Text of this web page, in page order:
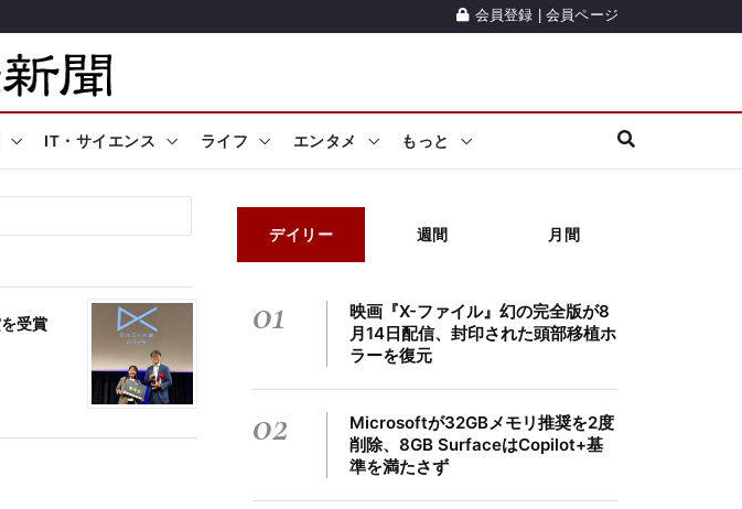
会員登録 会員ページ
IT・サイエンス ライフ エンタメ もっと
受賞
デイリー 週間 月間
01
映画『X-ファイル』幻の完全版が8
月14日配信、封印された頭部移植ホ
ラーを復元
02
Microsoftが32GBメモリ推奨を2度
削除、8GB SurfaceはCopilot+基
準を満たさず